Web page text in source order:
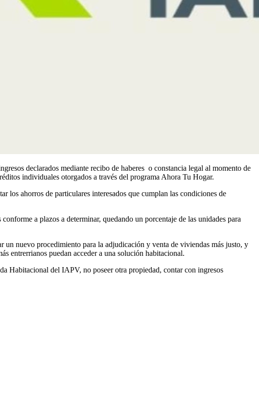
declarados mediante recibo de haberes o constancia legal al momento de
individuales otorgados a través del programa Ahora Tu Hogar.
los ahorros de particulares interesados que cumplan las condiciones de
a plazos a determinar, quedando un porcentaje de las unidades para
nuevo procedimiento para la adjudicación y venta de viviendas más justo, y
entrerrianos puedan acceder a una solución habitacional.
Habitacional del IAPV, no poseer otra propiedad, contar con ingresos